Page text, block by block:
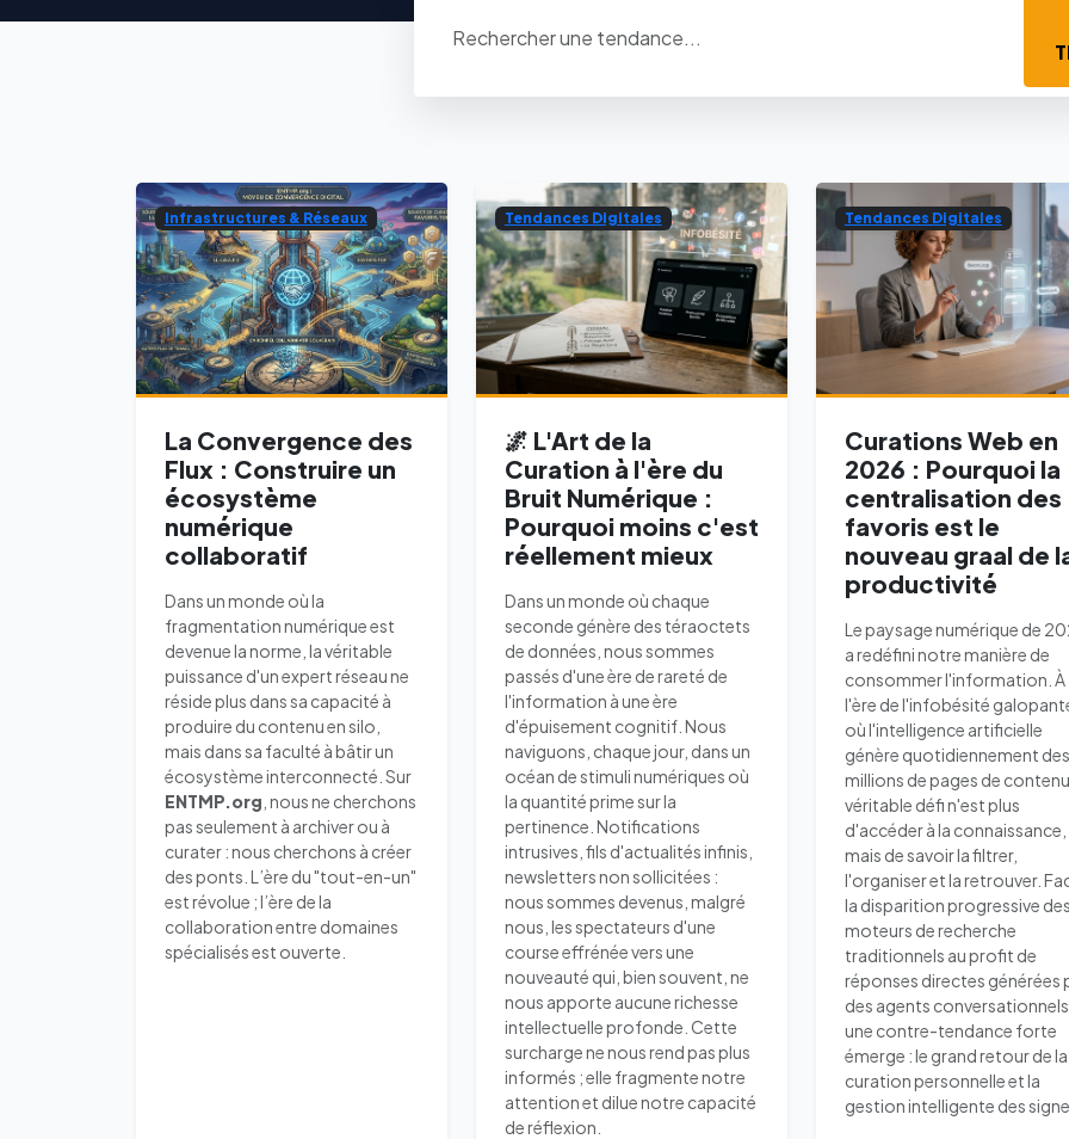
Infrastructures & Réseaux
La Convergence des
Flux : Construire un
écosystème
numérique
collaboratif
Dans un monde où la
fragmentation numérique est
devenue la norme, la véritable
puissance d'un expert réseau ne
réside plus dans sa capacité à
produire du contenu en silo,
mais dans sa faculté à bâtir un
écosystème interconnecté. Sur
ENTMP.org , nous ne cherchons
pas seulement à archiver ou à
curater : nous cherchons à créer
des ponts. L’ère du "tout-en-un"
est révolue ; l’ère de la
collaboration entre domaines
spécialisés est ouverte.
Tendances Digitales
🌌 L'Art de la
Curation à l'ère du
Bruit Numérique :
Pourquoi moins c'est
réellement mieux
Dans un monde où chaque
seconde génère des téraoctets
de données, nous sommes
passés d'une ère de rareté de
l'information à une ère
d'épuisement cognitif. Nous
naviguons, chaque jour, dans un
océan de stimuli numériques où
la quantité prime sur la
pertinence. Notifications
intrusives, fils d'actualités infinis,
newsletters non sollicitées :
nous sommes devenus, malgré
nous, les spectateurs d'une
course effrénée vers une
nouveauté qui, bien souvent, ne
nous apporte aucune richesse
intellectuelle profonde. Cette
surcharge ne nous rend pas plus
informés ; elle fragmente notre
attention et dilue notre capacité
de réflexion.
Tendances Digitales
Curations Web en
2026 : Pourquoi la
centralisation des
favoris est le
nouveau graal de
productivité
Le paysage numérique de
a redéfini notre manière de
consommer l'information. À
l'ère de l'infobésité
où l'intelligence artificielle
génère quotidiennement des
millions de pages de
véritable défi n'est plus
d'accéder à la connaissance,
mais de savoir la filtrer,
l'organiser et la retrouver.
la disparition progressive
moteurs de recherche
traditionnels au profit de
réponses directes générées
des agents
une contre-tendance forte
émerge : le grand retour de la
curation personnelle et la
gestion intelligente des